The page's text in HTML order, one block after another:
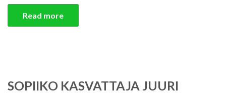
Read more
SOPIIKO KASVATTAJA JUURI